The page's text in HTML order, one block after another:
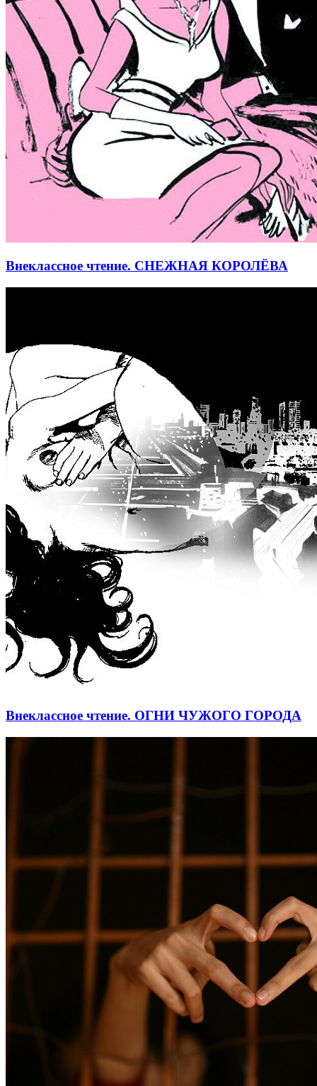
Внеклассное чтение. СНЕЖНАЯ КОРОЛЁВА
Внеклассное чтение. ОГНИ ЧУЖОГО ГОРОДА